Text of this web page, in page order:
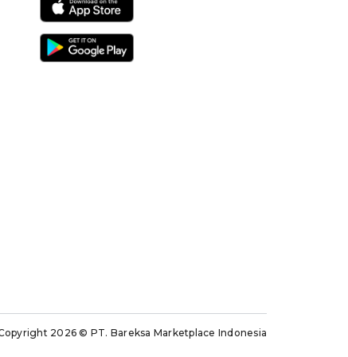
2026© PT. Bareksa Marketplace Indonesia